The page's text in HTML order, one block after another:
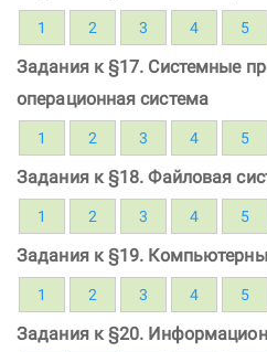
1 2 3 4 5
Задания к §17. Системные
операционная система
1 2 3 4 5
Задания к §18. Файловая
1 2 3 4 5
Задания к §19.
1 2 3 4 5
Задания к §20.